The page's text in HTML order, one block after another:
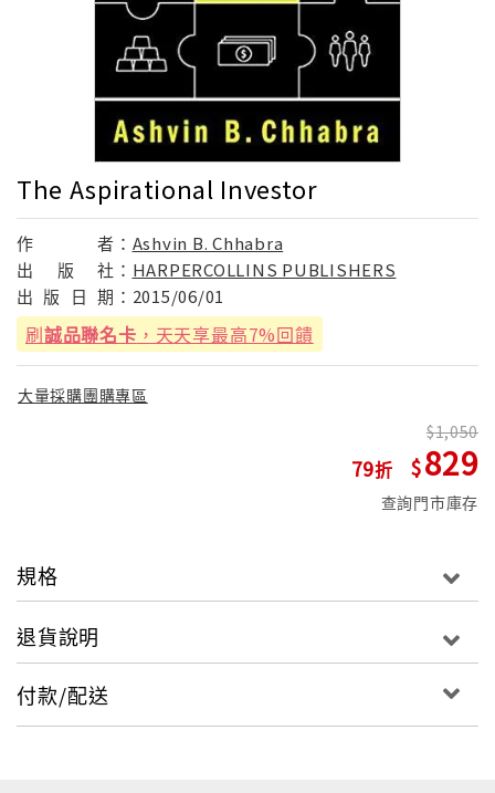
The Aspirational Investor
作 者： Ashvin B. Chhabra
出
版 社： HARPERCOLLINS PUBLISHERS
出 版 日 期： 2015/06/01
刷誠品聯名卡 ，天天享最高7%回饋
大量採購團購專區
79
1,050
829
查詢門市庫存
規格
退貨說明
付款/配送